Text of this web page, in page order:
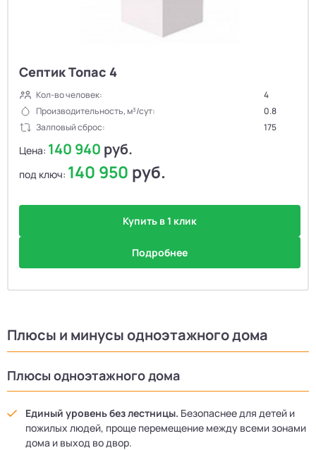
Септик Топас 4
Кол-во человек:
4
Производительность, м³/сут:
0.8
Залповый сброс:
175
Цена: 140 940 руб.
под ключ: 140 950 руб.
Купить в 1 клик
Подробнее
Плюсы и минусы одноэтажного дома
Плюсы одноэтажного дома
Единый уровень без лестницы. Безопаснее для детей и
пожилых людей, проще перемещение между всеми зонами
дома и выход во двор.